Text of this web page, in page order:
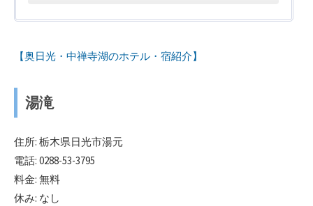
【奥日光・中禅寺湖のホテル・宿紹介】
湯滝
住所: 栃木県日光市湯元
電話: 0288-53-3795
料金: 無料
休み: なし